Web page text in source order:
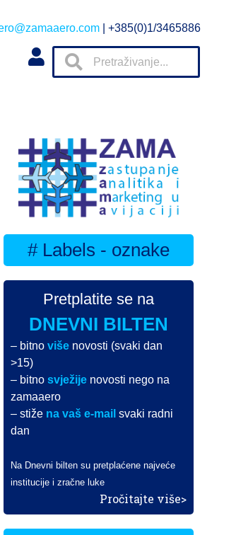
| +385(0)1/3465886
# Labels - oznake
Pretplatite se na
DNEVNI BILTEN
– bitnoviše novosti (svaki dan
>15)
– bitnosvježije novosti nego na
zamaaero
– stiže na vaš e-mail svaki radni
dan
Na Dnevni bilten su pretplaćene najveće
institucije i zračne luke
Pročitajte više>